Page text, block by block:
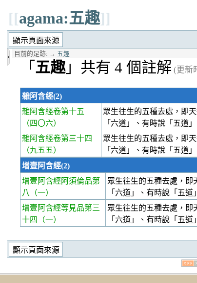
[[agama:五趣]]
目前的足跡: → 五趣
「 五趣」共有 4 個註解 (更新
雜阿含經(2)
雜阿含經卷第十五
（四〇六）
眾生往生的五種去處，即
「六道」、有時說「五道」
雜阿含經卷第三十四
（九五五）
眾生往生的五種去處，即
「六道」、有時說「五道」
增壹阿含經(2)
增壹阿含經阿須倫品第
八
（一）
眾生往生的五種去處，即
「六道」、有時說「五道
增壹阿含經等見品第三
十四
（一）
眾生往生的五種去處，即
「六道」、有時說「五道